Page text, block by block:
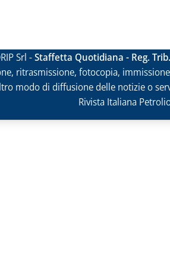
Srl -Staffetta Quotidiana - Reg.
ritrasmissione, fotocopia,
modo di diffusione delle notizie o
Rivista Italiana